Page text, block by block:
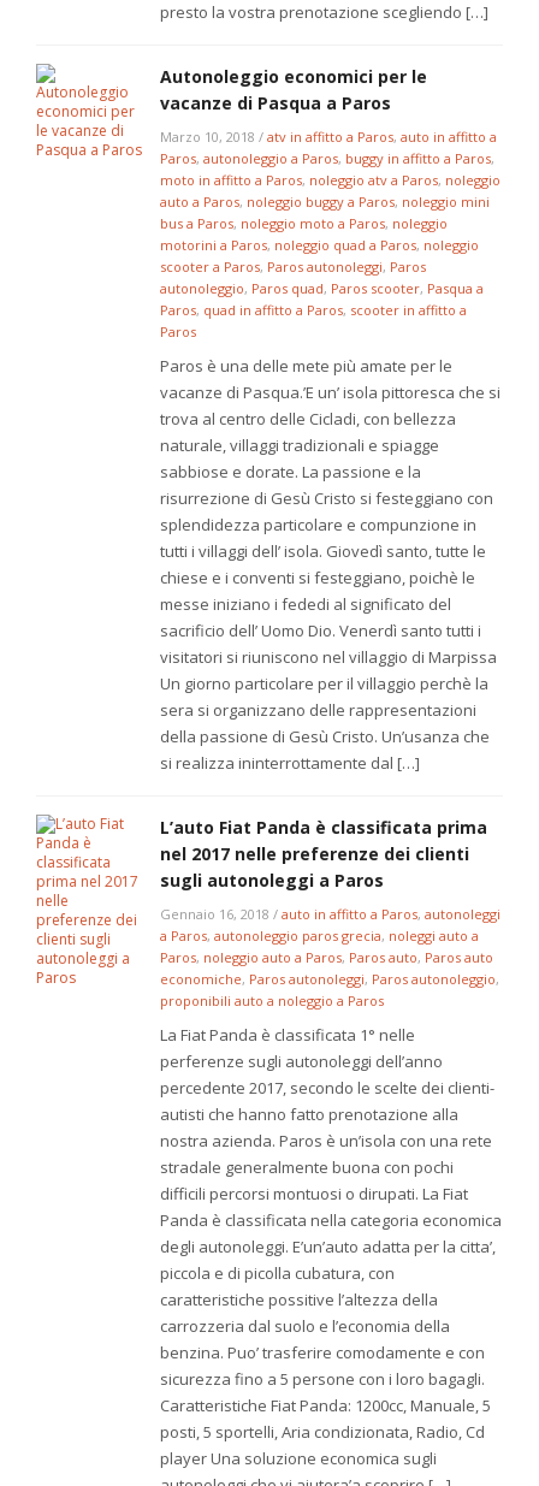
presto la vostra prenotazione scegliendo […]
Autonoleggio economici per le
vacanze di Pasqua a Paros
Marzo 10, 2018 /atv in affitto a Paros,auto in affitto a
Paros,autonoleggio a Paros, buggy in affitto a Paros,
moto in affitto a Paros, noleggio atv a Paros, noleggio
auto a Paros, noleggio buggy a Paros, noleggio mini
bus a Paros, noleggio moto a Paros, noleggio
motorini a Paros, noleggio quad a Paros, noleggio
scooter a Paros, Paros autonoleggi, Paros
autonoleggio, Paros quad, Paros scooter, Pasqua a
Paros, quad in affitto a Paros, scooter in affitto a
Paros
Paros è una delle mete più amate per le
vacanze di Pasqua.’E un’ isola pittoresca che si
trova al centro delle Cicladi, con bellezza
naturale, villaggi tradizionali e spiagge
sabbiose e dorate. La passione e la
risurrezione di Gesù Cristo si festeggiano con
splendidezza particolare e compunzione in
tutti i villaggi dell’ isola. Giovedì santo, tutte le
chiese e i conventi si festeggiano, poichè le
messe iniziano i fededi al significato del
sacrificio dell’ Uomo Dio. Venerdì santo tutti i
visitatori si riuniscono nel villaggio di Marpissa
Un giorno particolare per il villaggio perchè la
sera si organizzano delle rappresentazioni
della passione di Gesù Cristo. Un’usanza che
si realizza ininterrottamente dal […]
L’auto Fiat Panda è classificata prima
nel 2017 nelle preferenze dei clienti
sugli autonoleggi a Paros
Gennaio 16, 2018 /auto in affitto a Paros,autonoleggi
a Paros,autonoleggio paros grecia, noleggi auto a
Paros, noleggio auto a Paros, Paros auto, Paros auto
economiche, Paros autonoleggi, Paros autonoleggio,
proponibili auto a noleggio a Paros
La Fiat Panda è classificata 1° nelle
perferenze sugli autonoleggi dell’anno
percedente 2017, secondo le scelte dei clienti-
autisti che hanno fatto prenotazione alla
nostra azienda. Paros è un’isola con una rete
stradale generalmente buona con pochi
difficili percorsi montuosi o dirupati. La Fiat
Panda è classificata nella categoria economica
degli autonoleggi. E’un’auto adatta per la citta’,
piccola e di picolla cubatura, con
caratteristiche possitive l’altezza della
carrozzeria dal suolo e l’economia della
benzina. Puo’ trasferire comodamente e con
sicurezza fino a 5 persone con i loro bagagli.
Caratteristiche Fiat Panda: 1200cc, Manuale, 5
posti, 5 sportelli, Aria condizionata, Radio, Cd
player Una soluzione economica sugli